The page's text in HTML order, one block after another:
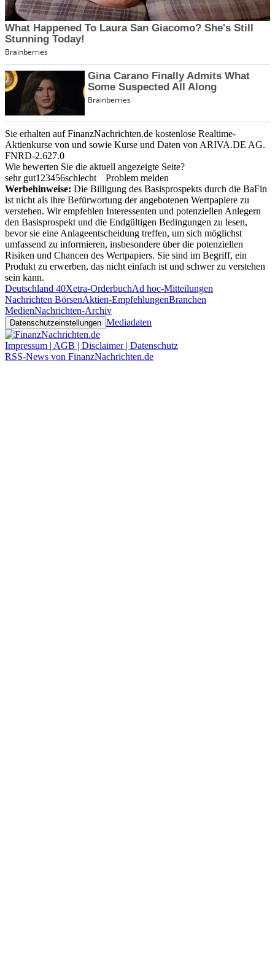
Sie erhalten auf FinanzNachrichten.de kostenlose Realtime-
Aktienkurse von und sowie Kurse und Daten von ARIVA.DE AG.
FNRD-2.627.0
Wie bewerten Sie die aktuell angezeigte Seite?
sehr gut1 23456schlecht
Problem melden
Werbehinweise: Die Billigung des Basisprospekts durch die BaFin
ist nicht als ihre Befürwortung der angebotenen Wertpapiere zu
verstehen. Wir empfehlen Interessenten und potenziellen Anlegern
den Basisprospekt und die Endgültigen Bedingungen zu lesen,
bevor sie eine Anlageentscheidung treffen, um sich möglichst
umfassend zu informieren, insbesondere über die potenziellen
Risiken und Chancen des Wertpapiers. Sie sind im Begriff, ein
Produkt zu erwerben, das nicht einfach ist und schwer zu verstehen
sein kann.
Deutschland 40Xetra-OrderbuchAd hoc-Mitteilungen
Nachrichten BörsenAktien-EmpfehlungenBranchen
MedienNachrichten-Archiv
Datenschutzeinstellungen Mediadaten
Impressum | AGB | Disclaimer | Datenschutz
RSS-News von FinanzNachrichten.de